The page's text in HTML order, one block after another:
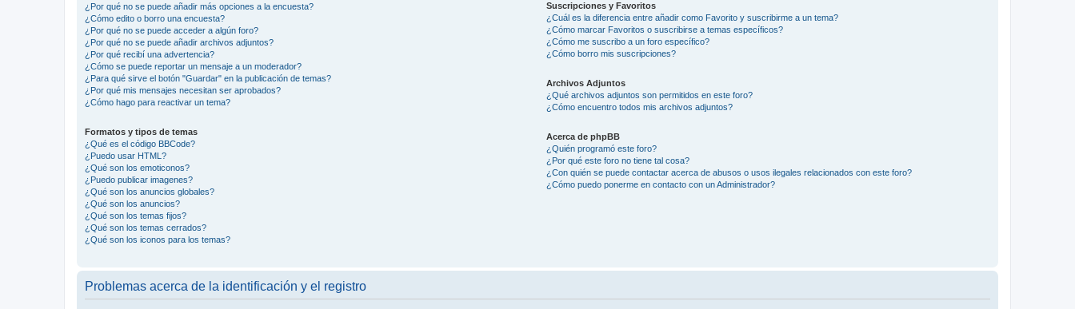
¿Por qué no se puede añadir más opciones a la encuesta?
¿Cómo edito o borro una encuesta?
¿Por qué no se puede acceder a algún foro?
¿Por qué no se puede añadir archivos adjuntos?
¿Por qué recibí una advertencia?
¿Cómo se puede reportar un mensaje a un moderador?
¿Para qué sirve el botón "Guardar" en la publicación de temas?
¿Por qué mis mensajes necesitan ser aprobados?
¿Cómo hago para reactivar un tema?
Formatos y tipos de temas
¿Qué es el código BBCode?
¿Puedo usar HTML?
¿Qué son los emoticonos?
¿Puedo publicar imagenes?
¿Qué son los anuncios globales?
¿Qué son los anuncios?
¿Qué son los temas fijos?
¿Qué son los temas cerrados?
¿Qué son los iconos para los temas?
Suscripciones y Favoritos
¿Cuál es la diferencia entre añadir como Favorito y suscribirme a un tema?
¿Cómo marcar Favoritos o suscribirse a temas específicos?
¿Cómo me suscribo a un foro específico?
¿Cómo borro mis suscripciones?
Archivos Adjuntos
¿Qué archivos adjuntos son permitidos en este foro?
¿Cómo encuentro todos mis archivos adjuntos?
Acerca de phpBB
¿Quién programó este foro?
¿Por qué este foro no tiene tal cosa?
¿Con quién se puede contactar acerca de abusos o usos ilegales relacionados con este foro?
¿Cómo puedo ponerme en contacto con un Administrador?
Problemas acerca de la identificación y el registro